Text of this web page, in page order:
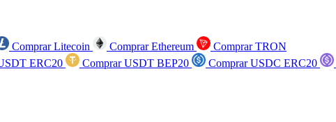
Comprar Litecoin Comprar Ethereum
Comprar TRON
ERC20 Comprar USDT BEP20 Comprar USDC ERC20